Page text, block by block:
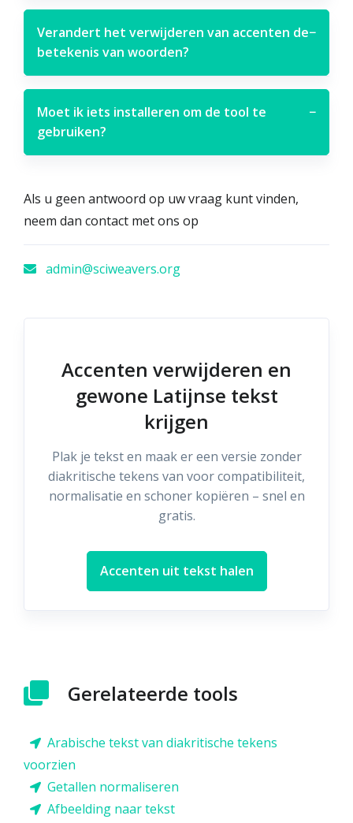
Verandert het verwijderen van accenten de
betekenis van woorden?
−
Moet ik iets installeren om de tool te
gebruiken?
−
Als u geen antwoord op uw vraag kunt vinden,
neem dan contact met ons op
admin@sciweavers.org
Accenten verwijderen en
gewone Latijnse tekst
krijgen
Plak je tekst en maak er een versie zonder
diakritische tekens van voor compatibiliteit,
normalisatie en schoner kopiëren – snel en
gratis.
Accenten uit tekst halen
Gerelateerde tools
Arabische tekst van diakritische tekens
voorzien
Getallen normaliseren
Afbeelding naar tekst